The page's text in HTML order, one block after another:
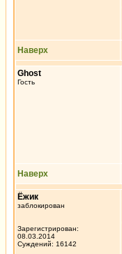
Наверх
Ghost
Гость
Наверх
Ёжик
заблокирован
Зарегистрирован:
08.03.2014
Суждений: 16142